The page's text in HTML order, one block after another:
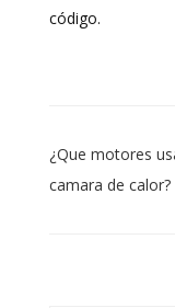
código.
de
¿Que motores
camara de calor?